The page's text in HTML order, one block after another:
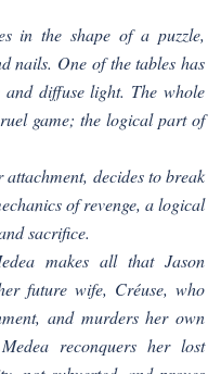
in the shape of a puzzle,
nails. One of the tables has
diffuse light. The whole
game; the logical part of
decides to break
of revenge, a logical
sacrifice.
makes all that Jason
future wife, Créuse, who
and murders her own
reconquers her lost